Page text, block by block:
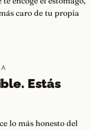
caro de tu propia
Estás
lo más honesto del